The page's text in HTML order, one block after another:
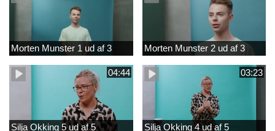
Morten Munster 1 ud af 3 Morten Munster 2 ud af 3
04:44
Silja Okking 5 ud af 5
03:23
Silja Okking 4 ud af 5